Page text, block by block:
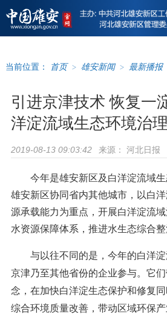
当前位置： 首页 > 雄安新闻 > 最新播报
引进京津技术 恢复
洋淀流域生态环境治
2019-08-13 09:03:42 来源： 河北日报
今年是雄安新区及白洋淀流域生
雄安新区协同省内其他城市，以白
源承载能力为重点，开展白洋淀流
水资源保障体系，推进水生态综合整
与以往不同的是，今年的白洋淀
京津乃至其他省份的企业参与。它
念，在加快白洋淀生态保护和修复
综合环境质量改善，带动区域环保